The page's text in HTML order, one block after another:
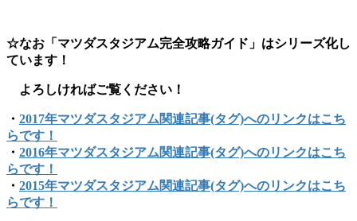
☆なお「マツダスタジアム完全攻略ガイド」はシリーズ化し
ています！
よろしければご覧ください！
・ 2017年マツダスタジアム関連記事(タグ)へのリンクはこち
らです！
・ 2016年マツダスタジアム関連記事(タグ)へのリンクはこち
らです！
・ 2015年マツダスタジアム関連記事(タグ)へのリンクはこち
らです！